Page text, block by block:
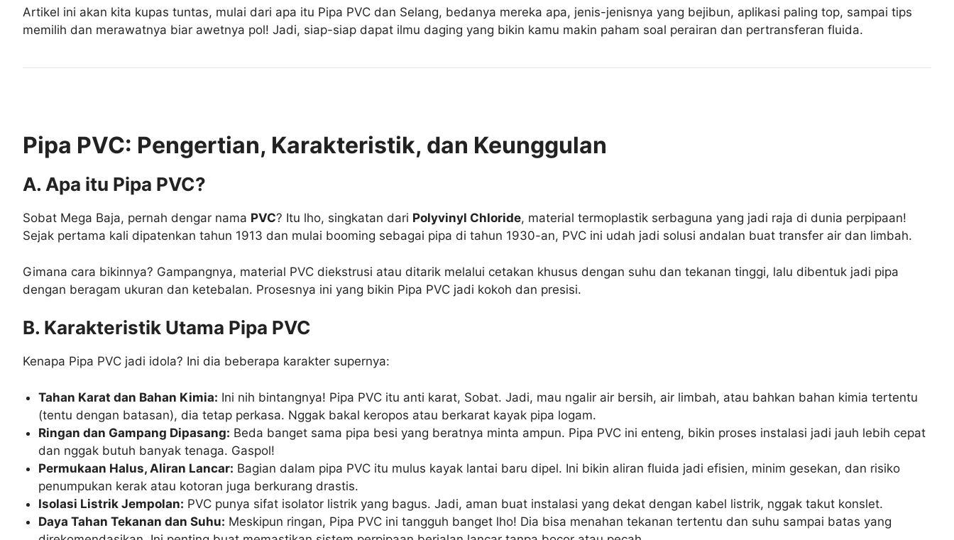
Artikel ini akan kita kupas tuntas, mulai dari apa itu Pipa PVC dan Selang, bedanya mereka apa, jenis-jenisnya yang bejibun, aplikasi paling top, sampai tips
memilih dan merawatnya biar awetnya pol! Jadi, siap-siap dapat ilmu daging yang bikin kamu makin paham soal perairan dan pertransferan fluida.
Pipa PVC: Pengertian, Karakteristik, dan Keunggulan
A. Apa itu Pipa PVC?
Sobat Mega Baja, pernah dengar nama PVC? Itu lho, singkatan dari Polyvinyl Chloride, material termoplastik serbaguna yang jadi raja di dunia perpipaan!
Sejak pertama kali dipatenkan tahun 1913 dan mulai booming sebagai pipa di tahun 1930-an, PVC ini udah jadi solusi andalan buat transfer air dan limbah.
Gimana cara bikinnya? Gampangnya, material PVC diekstrusi atau ditarik melalui cetakan khusus dengan suhu dan tekanan tinggi, lalu dibentuk jadi pipa
dengan beragam ukuran dan ketebalan. Prosesnya ini yang bikin Pipa PVC jadi kokoh dan presisi.
B. Karakteristik Utama Pipa PVC
Kenapa Pipa PVC jadi idola? Ini dia beberapa karakter supernya:
Tahan Karat dan Bahan Kimia: Ini nih bintangnya! Pipa PVC itu anti karat, Sobat. Jadi, mau ngalir air bersih, air limbah, atau bahkan bahan kimia tertentu
(tentu dengan batasan), dia tetap perkasa. Nggak bakal keropos atau berkarat kayak pipa logam.
Ringan dan Gampang Dipasang: Beda banget sama pipa besi yang beratnya minta ampun. Pipa PVC ini enteng, bikin proses instalasi jadi jauh lebih cepat
dan nggak butuh banyak tenaga. Gaspol!
Permukaan Halus, Aliran Lancar: Bagian dalam pipa PVC itu mulus kayak lantai baru dipel. Ini bikin aliran fluida jadi efisien, minim gesekan, dan risiko
penumpukan kerak atau kotoran juga berkurang drastis.
Isolasi Listrik Jempolan: PVC punya sifat isolator listrik yang bagus. Jadi, aman buat instalasi yang dekat dengan kabel listrik, nggak takut konslet.
Daya Tahan Tekanan dan Suhu: Meskipun ringan, Pipa PVC ini tangguh banget lho! Dia bisa menahan tekanan tertentu dan suhu sampai batas yang